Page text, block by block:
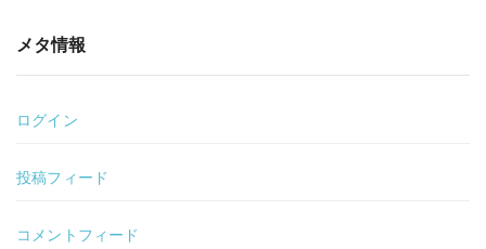
メタ情報
ログイン
投稿フィード
コメントフィード